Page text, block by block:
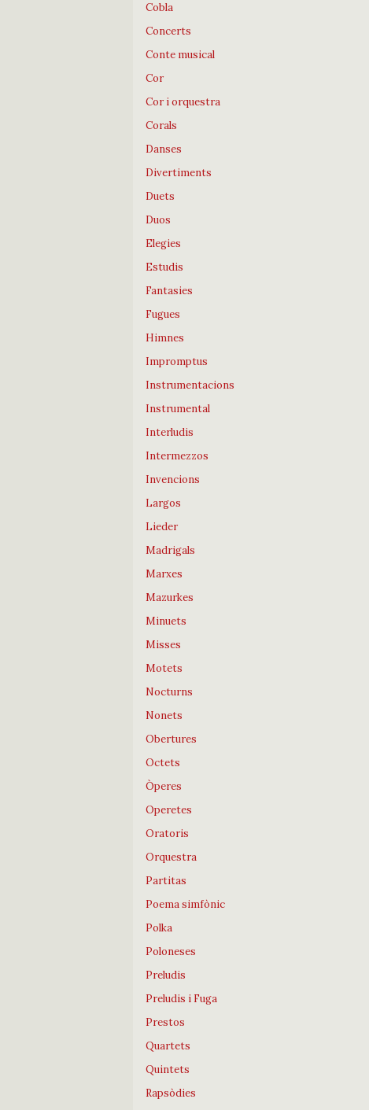
Cobla
Concerts
Conte musical
Cor
Cor i orquestra
Corals
Danses
Divertiments
Duets
Duos
Elegies
Estudis
Fantasies
Fugues
Himnes
Impromptus
Instrumentacions
Instrumental
Interludis
Intermezzos
Invencions
Largos
Lieder
Madrigals
Marxes
Mazurkes
Minuets
Misses
Motets
Nocturns
Nonets
Obertures
Octets
Òperes
Operetes
Oratoris
Orquestra
Partitas
Poema simfònic
Polka
Poloneses
Preludis
Preludis i Fuga
Prestos
Quartets
Quintets
Rapsòdies